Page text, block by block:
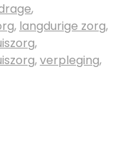
,
, langdurige zorg,
,
,verpleging,